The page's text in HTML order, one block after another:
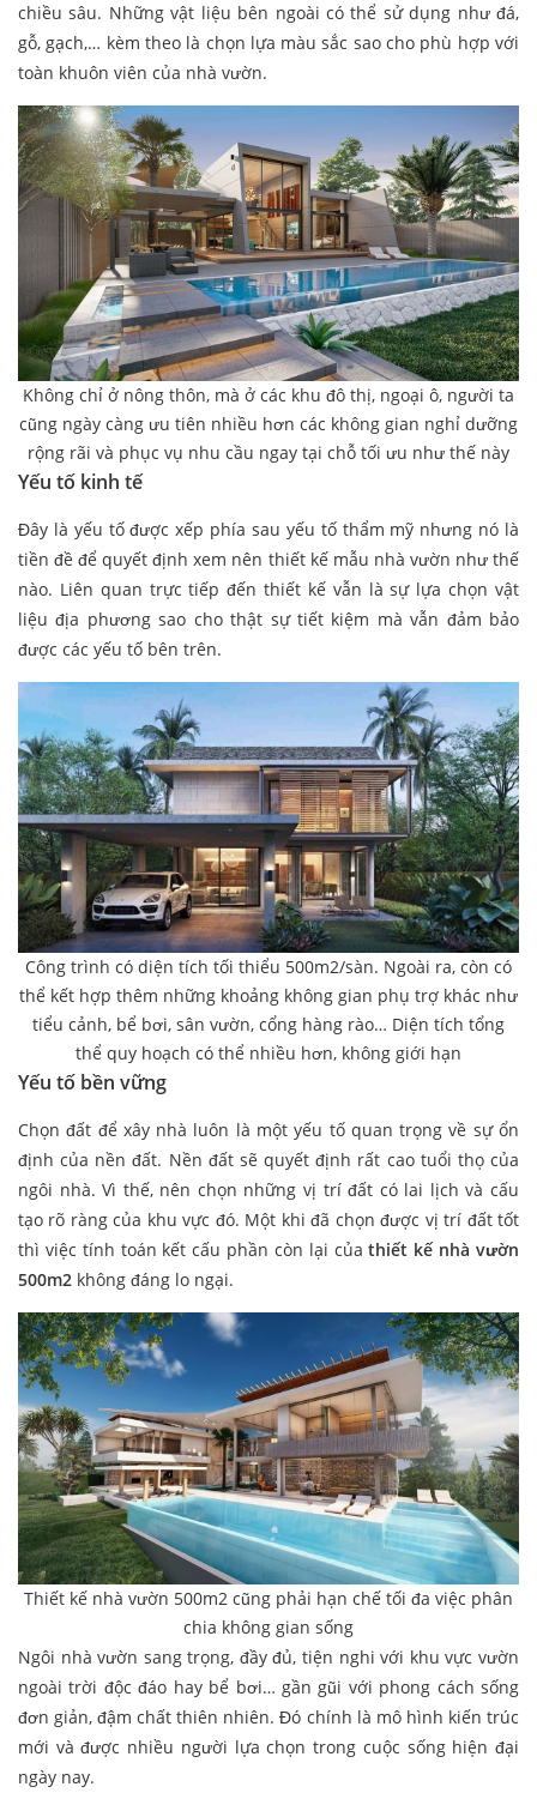
chiều sâu. Những vật liệu bên ngoài có thể sử dụng như đá,
gỗ, gạch,… kèm theo là chọn lựa màu sắc sao cho phù hợp với
toàn khuôn viên của nhà vườn.
Không chỉ ở nông thôn, mà ở các khu đô thị, ngoại ô, người ta
cũng ngày càng ưu tiên nhiều hơn các không gian nghỉ dưỡng
rộng rãi và phục vụ nhu cầu ngay tại chỗ tối ưu như thế này
Yếu tố kinh tế
Đây là yếu tố được xếp phía sau yếu tố thẩm mỹ nhưng nó là
tiền đề để quyết định xem nên thiết kế mẫu nhà vườn như thế
nào. Liên quan trực tiếp đến thiết kế vẫn là sự lựa chọn vật
liệu địa phương sao cho thật sự tiết kiệm mà vẫn đảm bảo
được các yếu tố bên trên.
Công trình có diện tích tối thiểu 500m2/sàn. Ngoài ra, còn có
thể kết hợp thêm những khoảng không gian phụ trợ khác như
tiểu cảnh, bể bơi, sân vườn, cổng hàng rào… Diện tích tổng
thể quy hoạch có thể nhiều hơn, không giới hạn
Yếu tố bền vững
Chọn đất để xây nhà luôn là một yếu tố quan trọng về sự ổn
định của nền đất. Nền đất sẽ quyết định rất cao tuổi thọ của
ngôi nhà. Vì thế, nên chọn những vị trí đất có lai lịch và cấu
tạo rõ ràng của khu vực đó. Một khi đã chọn được vị trí đất tốt
thì việc tính toán kết cấu phần còn lại củathiết kế nhà vườn
500m2 không đáng lo ngại.
Thiết kế nhà vườn 500m2 cũng phải hạn chế tối đa việc phân
chia không gian sống
Ngôi nhà vườn sang trọng, đầy đủ, tiện nghi với khu vực vườn
ngoài trời độc đáo hay bể bơi… gần gũi với phong cách sống
đơn giản, đậm chất thiên nhiên. Đó chính là mô hình kiến trúc
mới và được nhiều người lựa chọn trong cuộc sống hiện đại
ngày nay.